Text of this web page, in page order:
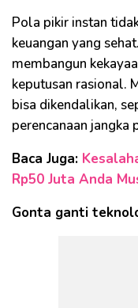
Pola pikir instan
keuangan yang
membangun
keputusan rasional.
bisa dikendalikan,
perencanaan jangka
Baca Juga:
Rp50 Juta Anda
Gonta ganti